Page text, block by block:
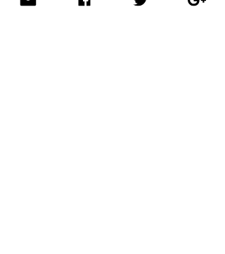
otra vez su paralización en 1.782 y quedó